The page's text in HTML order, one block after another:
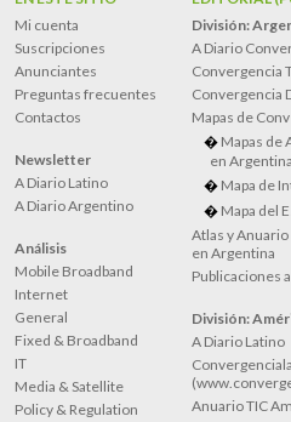
Mi cuenta
Suscripciones
Anunciantes
Preguntas frecuentes
Contactos
Newsletter
A Diario Latino
A Diario Argentino
Análisis
Mobile Broadband
Internet
General
Fixed & Broadband
IT
Media & Satellite
Policy & Regulation
División:
A Diario
Convergencia
Convergencia
Mapas de
Mapas de
en
Mapa de
Mapa del
Atlas y
en Argentina
Publicaciones
División:
A Diario Latino
Anuario TIC